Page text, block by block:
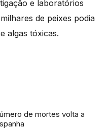
e laboratórios
de peixes podia
algas tóxicas.
de mortes volta a